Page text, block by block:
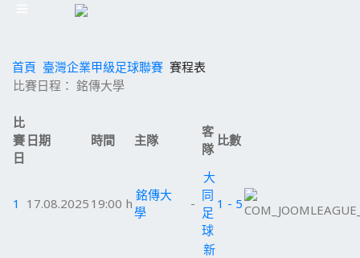
首頁 臺灣企業甲級足球聯賽 賽程表
比賽日程： 銘傳大學
比
賽
日
日期 時間 主隊
客
隊
比數
1 17.08.2025 19:00 h
銘傳大
學
-
大
同
足
球
1 - 5
新